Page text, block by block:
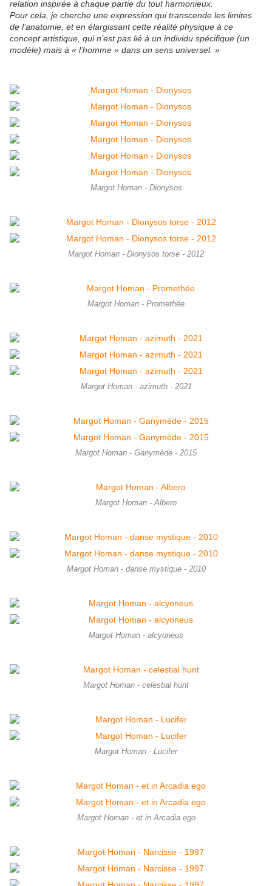
relation inspirée à chaque partie du tout harmonieux.
Pour cela, je cherche une expression qui transcende les limites
de l’anatomie, et en élargissant cette réalité physique à ce
concept artistique, qui n’est pas lié à un individu spécifique (un
modèle) mais à « l’homme » dans un sens universel. »
Margot Homan - Dionysos
Margot Homan - Dionysos torse - 2012
Margot Homan - Promethée
Margot Homan - azimuth - 2021
Margot Homan - Ganymède - 2015
Margot Homan - Albero
Margot Homan - danse mystique - 2010
Margot Homan - alcyoneus
Margot Homan - celestial hunt
Margot Homan - Lucifer
Margot Homan - et in Arcadia ego